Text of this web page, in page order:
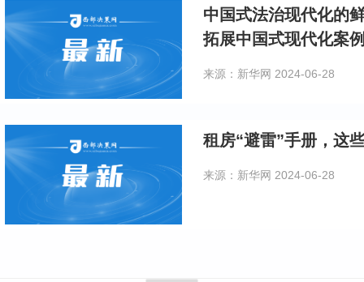
中国式法治现代化的
拓展中国式现代化案
来源：新华网 2024-06-28
租房“避雷”手册，这
来源：新华网 2024-06-28